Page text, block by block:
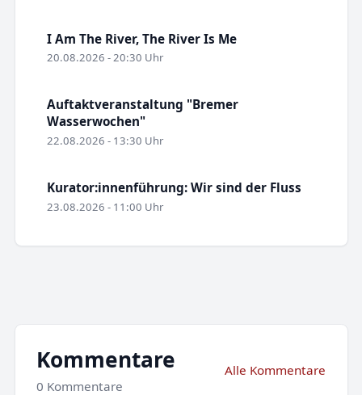
I Am The River, The River Is Me
20.08.2026 - 20:30 Uhr
Auftaktveranstaltung "Bremer
Wasserwochen"
22.08.2026 - 13:30 Uhr
Kurator:innenführung: Wir sind der Fluss
23.08.2026 - 11:00 Uhr
Kommentare
0 Kommentare
Alle Kommentare